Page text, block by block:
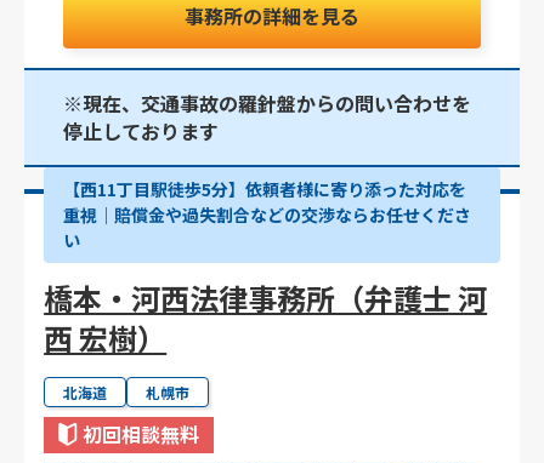
事務所の詳細を見る
※現在、交通事故の羅針盤からの問い合わせを
停止しております
【西11丁目駅徒歩5分】依頼者様に寄り添った対応を
重視｜賠償金や過失割合などの交渉ならお任せくださ
い
橋本・河西法律事務所（弁護士 河
西 宏樹）
北海道 札幌市
初回相談無料